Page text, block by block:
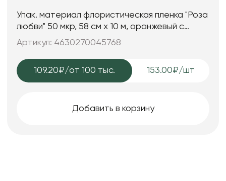
Упак. материал флористическая пленка "Роза
любви" 50 мкр, 58 см х 10 м, оранжевый с
синим
Артикул: 4630270045768
109.20₽/от 100 тыс. 153.00₽/шт
Добавить в корзину